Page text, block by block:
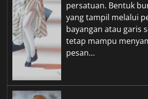
persatuan. Bentuk
yang tampil melalui
bayangan atau garis
tetap mampu
pesan…